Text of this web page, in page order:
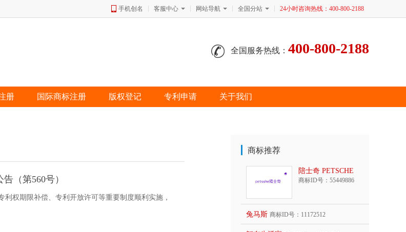
手机创名 客服中心 网站导航 全国分站 24小时咨询热线：400-800-2188
全国服务热线： 400-800-2188
册 国际商标注册 版权登记 专利申请 关于我们
（第560号）
权期限补偿、专利开放许可等重要制度顺利实施，
商标推荐
陪士奇 PETSCHE
商标ID号：55449886
兔马斯 商标ID号：11172512